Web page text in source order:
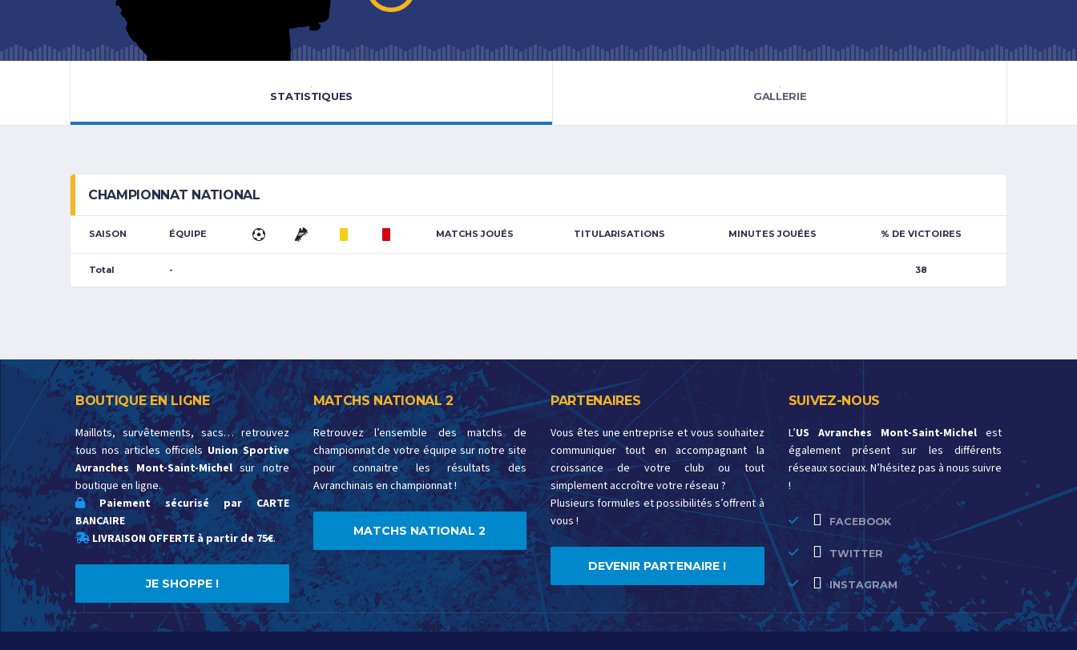
-
STATISTIQUES
-
GALLERIE
CHAMPIONNAT NATIONAL
SAISON ÉQUIPE MATCHS JOUÉS TITULARISATIONS MINUTES JOUÉES % DE VICTOIRES
Total - 38
BOUTIQUE EN LIGNE
Maillots, survêtements, sacs… retrouvez
tous nos articles officiels Union Sportive
Avranches Mont-Saint-Michelsur notre
boutique en ligne.
Paiement sécurisé par CARTE
BANCAIRE
LIVRAISON OFFERTE à partir de 75€.
JE SHOPPE !
MATCHS NATIONAL 2
Retrouvez l’ensemble des matchs de
championnat de votre équipe sur notre site
pour connaitre les résultats des
Avranchinais en championnat !
MATCHS NATIONAL 2
PARTENAIRES
Vous êtes une entreprise et vous souhaitez
communiquer tout en accompagnant la
croissance de votre club ou tout
simplement accroître votre réseau ?
Plusieurs formules et possibilités s’offrent à
vous !
DEVENIR PARTENAIRE !
SUIVEZ-NOUS
L’US Avranches Mont-Saint-Michelest
également présent sur les différents
réseaux sociaux. N’hésitez pas à nous suivre
!
FACEBOOK
TWITTER
INSTAGRAM